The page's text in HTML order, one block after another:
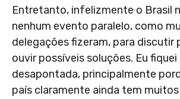
Entretanto, infelizmente o Brasil
nenhum evento paralelo, como
delegações fizeram, para discutir
ouvir possíveis soluções. Eu
desapontada, principalmente
país claramente ainda tem